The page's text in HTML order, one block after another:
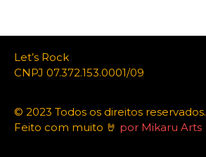
Let’s Rock
CNPJ 07.372.153.0001/09
© 2023 Todos os direitos reservados.
Feito com muito 🤘 por Mikaru Arts